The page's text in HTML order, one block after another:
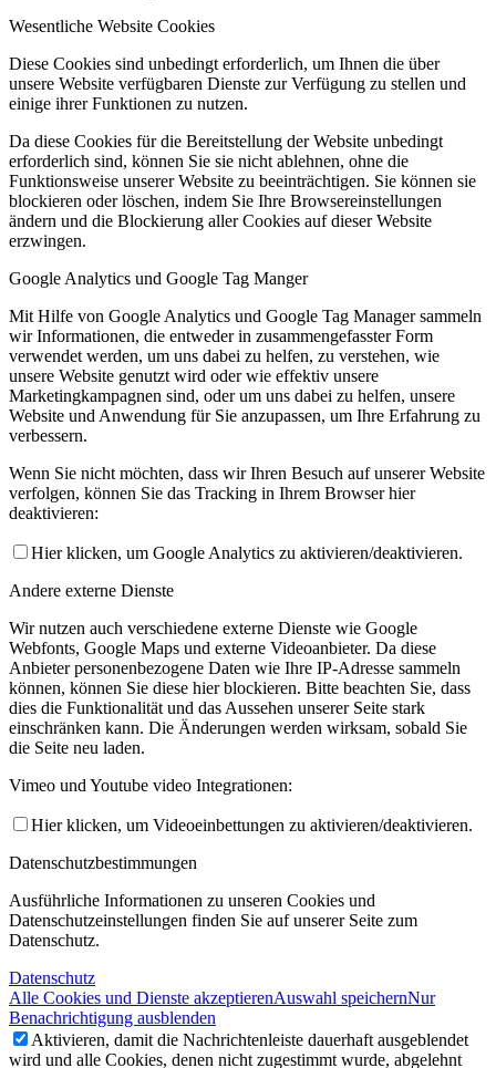
Wesentliche Website Cookies
Diese Cookies sind unbedingt erforderlich, um Ihnen die über
unsere Website verfügbaren Dienste zur Verfügung zu stellen und
einige ihrer Funktionen zu nutzen.
Da diese Cookies für die Bereitstellung der Website unbedingt
erforderlich sind, können Sie sie nicht ablehnen, ohne die
Funktionsweise unserer Website zu beeinträchtigen. Sie können sie
blockieren oder löschen, indem Sie Ihre Browsereinstellungen
ändern und die Blockierung aller Cookies auf dieser Website
erzwingen.
Google Analytics und Google Tag Manger
Mit Hilfe von Google Analytics und Google Tag Manager sammeln
wir Informationen, die entweder in zusammengefasster Form
verwendet werden, um uns dabei zu helfen, zu verstehen, wie
unsere Website genutzt wird oder wie effektiv unsere
Marketingkampagnen sind, oder um uns dabei zu helfen, unsere
Website und Anwendung für Sie anzupassen, um Ihre Erfahrung zu
verbessern.
Wenn Sie nicht möchten, dass wir Ihren Besuch auf unserer Website
verfolgen, können Sie das Tracking in Ihrem Browser hier
deaktivieren:
Hier klicken, um Google Analytics zu aktivieren/deaktivieren.
Andere externe Dienste
Wir nutzen auch verschiedene externe Dienste wie Google
Webfonts, Google Maps und externe Videoanbieter. Da diese
Anbieter personenbezogene Daten wie Ihre IP-Adresse sammeln
können, können Sie diese hier blockieren. Bitte beachten Sie, dass
dies die Funktionalität und das Aussehen unserer Seite stark
einschränken kann. Die Änderungen werden wirksam, sobald Sie
die Seite neu laden.
Vimeo und Youtube video Integrationen:
Hier klicken, um Videoeinbettungen zu aktivieren/deaktivieren.
Datenschutzbestimmungen
Ausführliche Informationen zu unseren Cookies und
Datenschutzeinstellungen finden Sie auf unserer Seite zum
Datenschutz.
Datenschutz
Alle Cookies und Dienste akzeptierenAuswahl speichernNur
Benachrichtigung ausblenden
Aktivieren, damit die Nachrichtenleiste dauerhaft ausgeblendet
wird und alle Cookies, denen nicht zugestimmt wurde, abgelehnt